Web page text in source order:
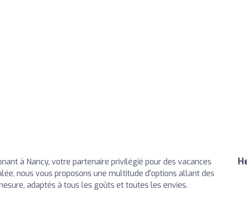
à Nancy, votre partenaire privilégié pour des vacances
nous vous proposons une multitude d'options allant des
adaptés à tous les goûts et toutes les envies.